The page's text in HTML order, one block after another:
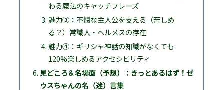
わる魔法のキャッチフレーズ
魅力③：不憫な主人公を支える（苦しめ
る？）常識人・ヘルメスの存在
魅力④：ギリシャ神話の知識がなくても
120%楽しめるアクセシビリティ
見どころ＆名場面（予想）：きっとあるはず！ゼ
ウスちゃんの名（迷）言集